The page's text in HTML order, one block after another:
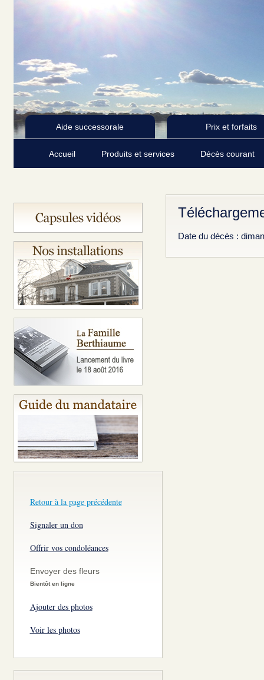
Aide successorale Prix et forfaits
Accueil Produits et services Décès courant
Retour à la page précédente
Signaler un don
Offrir vos condoléances
Envoyer des fleurs
Bientôt en ligne
Ajouter des photos
Voir les photos
Date du décès :